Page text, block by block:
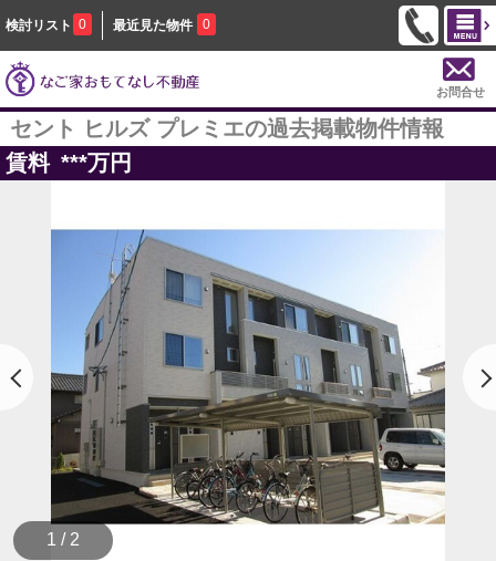
検討リスト 0 最近見た物件 0
お問合せ
セント ヒルズ プレミエの過去掲載物件情報
賃料 ***万円
1 / 2